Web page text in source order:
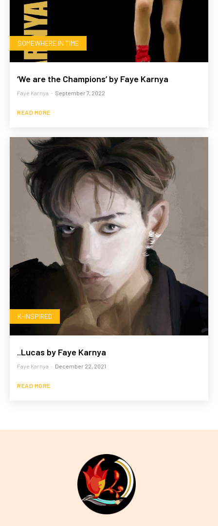
SOMEWHERE IN TIME
‘We are the Champions’ by Faye Karnya
Faye Karnya - September 7, 2022
READ MORE
K-INSPIRED
..Lucas by Faye Karnya
Faye Karnya - December 22, 2021
READ MORE